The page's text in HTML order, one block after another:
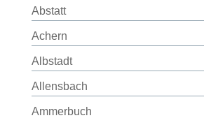
Abstatt
Achern
Albstadt
Allensbach
Ammerbuch